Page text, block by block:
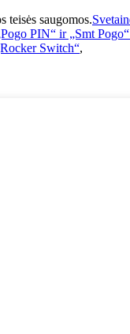
teisės saugomos.
PIN“ ir „Smt
Switch“,